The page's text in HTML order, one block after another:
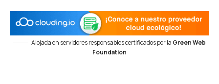
Alojada en servidores responsables certificados por la Green Web
Foundation